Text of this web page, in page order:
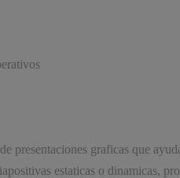
presentaciones graficas que
estaticas o dinamicas,